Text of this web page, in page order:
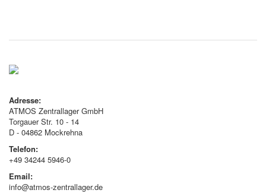
Adresse:
ATMOS Zentrallager GmbH
Torgauer Str. 10 - 14
D - 04862 Mockrehna
Telefon:
+49 34244 5946-0
Email:
info@atmos-zentrallager.de